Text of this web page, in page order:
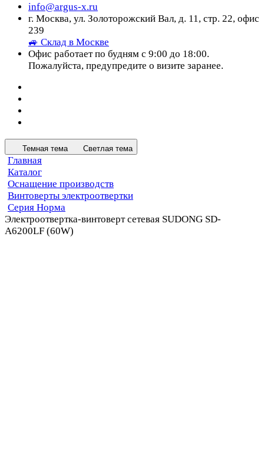
info@argus-x.ru
г. Москва, ул. Золоторожский Вал, д. 11, стр. 22, офис
239
🚙 Склад в Москве
Офис работает по будням с 9:00 до 18:00.
Пожалуйста, предупредите о визите заранее.
Темная тема Светлая тема
Главная
Каталог
Оснащение производств
Винтоверты электроотвертки
Серия Норма
Электроотвертка-винтоверт сетевая SUDONG SD-
A6200LF (60W)